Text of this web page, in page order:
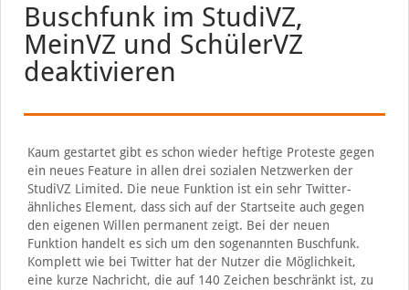
Buschfunk im StudiVZ,
MeinVZ und SchülerVZ
deaktivieren
Kaum gestartet gibt es schon wieder heftige Proteste gegen
ein neues Feature in allen drei sozialen Netzwerken der
StudiVZ Limited. Die neue Funktion ist ein sehr Twitter-
ähnliches Element, dass sich auf der Startseite auch gegen
den eigenen Willen permanent zeigt. Bei der neuen
Funktion handelt es sich um den sogenannten Buschfunk.
Komplett wie bei Twitter hat der Nutzer die Möglichkeit,
eine kurze Nachricht, die auf 140 Zeichen beschränkt ist, zu